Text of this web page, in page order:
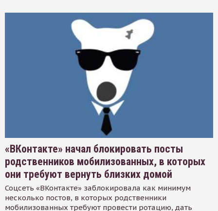
«ВКонтакте» начал блокировать посты
родственников мобилизованных, в которых
они требуют вернуть близких домой
Соцсеть «ВКонтакте» заблокировала как минимум
несколько постов, в которых родственники
мобилизованных требуют провести ротацию, дать